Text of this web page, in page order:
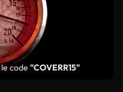
code "COVERR15"